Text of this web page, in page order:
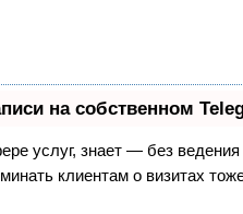
на собственном
услуг, знает — без
клиентам о визитах